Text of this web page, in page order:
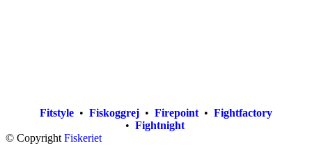
Fitstyle • Fiskoggrej • Firepoint • Fightfactory
• Fightnight
© Copyright Fiskeriet